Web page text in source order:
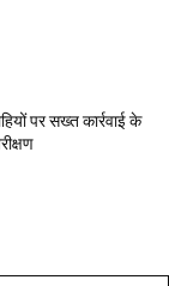
पर सख्त कार्रवाई के